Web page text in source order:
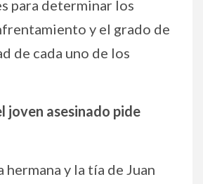
para determinar los
y el grado de
de cada uno de los
joven asesinado pide
hermana y la tía de Juan